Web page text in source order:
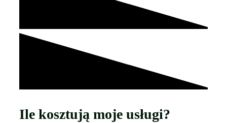
Ile kosztują moje usługi?